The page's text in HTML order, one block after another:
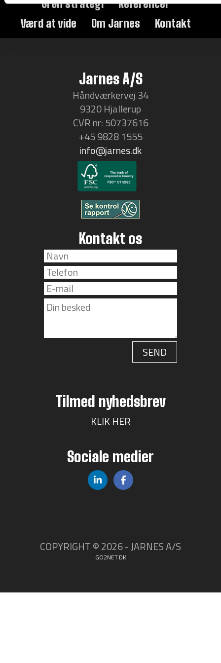
Grøn strategi
Referencer
Værd at vide
Om Jarnes Kontakt
Jarnes A/S
Håndværkervej 34
9320 Hjallerup
CVR nr: 50737616
+45 9828 1555
info@jarnes.dk
Kontakt os
Tilmed nyhedsbrev
KLIK HER
Sociale medier
COPYRIGHT © 2026 - JARNES A/S
GO2NET.DK